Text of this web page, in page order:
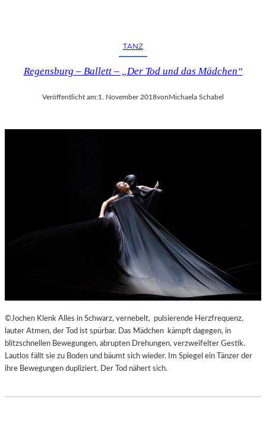
TANZ
Regensburg – Ballett – „Der Tod und das Mädchen“
Veröffentlicht am:1. November 2018vonMichaela Schabel
©Jochen Klenk Alles in Schwarz, vernebelt, pulsierende Herzfrequenz,
lauter Atmen, der Tod ist spürbar. Das Mädchen kämpft dagegen, in
blitzschnellen Bewegungen, abrupten Drehungen, verzweifelter Gestik.
Lautlos fällt sie zu Boden und bäumt sich wieder. Im Spiegel ein Tänzer der
ihre Bewegungen dupliziert. Der Tod nähert sich.